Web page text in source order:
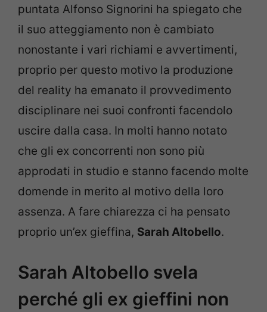
puntata Alfonso Signorini ha spiegato che
il suo atteggiamento non è cambiato
nonostante i vari richiami e avvertimenti,
proprio per questo motivo la produzione
del reality ha emanato il provvedimento
disciplinare nei suoi confronti facendolo
uscire dalla casa. In molti hanno notato
che gli ex concorrenti non sono più
approdati in studio e stanno facendo molte
domende in merito al motivo della loro
assenza. A fare chiarezza ci ha pensato
proprio un’ex gieffina, Sarah Altobello.
Sarah Altobello svela
perché gli ex gieffini non